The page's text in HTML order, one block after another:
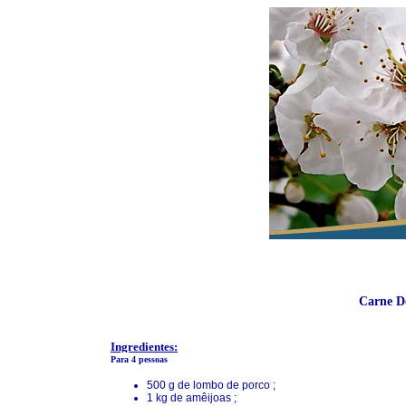
Carne
Ingredientes:
Para 4 pessoas
500 g de lombo de porco ;
1 kg de amêijoas ;